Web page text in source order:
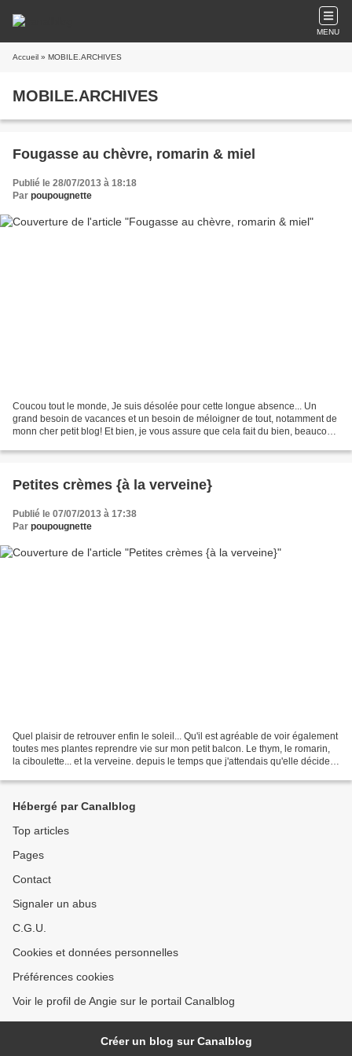
MENU
Accueil » MOBILE.ARCHIVES
MOBILE.ARCHIVES
Fougasse au chèvre, romarin & miel
Publié le 28/07/2013 à 18:18
Par poupougnette
Coucou tout le monde, Je suis désolée pour cette longue absence... Un
grand besoin de vacances et un besoin de méloigner de tout, notamment de
monn cher petit blog! Et bien, je vous assure que cela fait du bien, beaucoup
Petites crèmes {à la verveine}
Publié le 07/07/2013 à 17:38
Par poupougnette
Quel plaisir de retrouver enfin le soleil... Qu'il est agréable de voir également
toutes mes plantes reprendre vie sur mon petit balcon. Le thym, le romarin,
la ciboulette... et la verveine. depuis le temps que j'attendais qu'elle décide
Hébergé par Canalblog
Top articles
Pages
Contact
Signaler un abus
C.G.U.
Cookies et données personnelles
Préférences cookies
Voir le profil de Angie sur le portail Canalblog
Créer un blog sur Canalblog